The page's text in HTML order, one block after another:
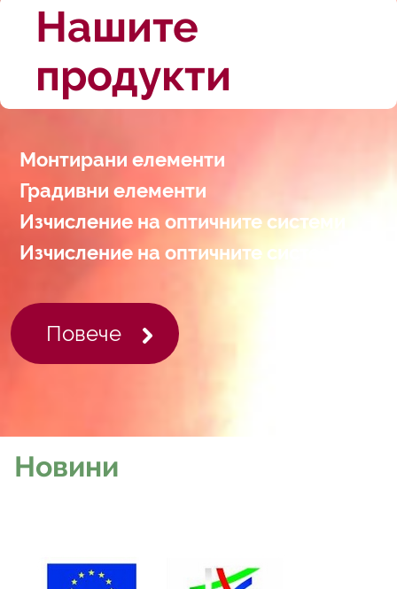
Нашите
продукти
Монтирани елементи
Градивни елементи
Изчисление на оптичните системи
Изчисление на оптичните системи
Повече
Новини